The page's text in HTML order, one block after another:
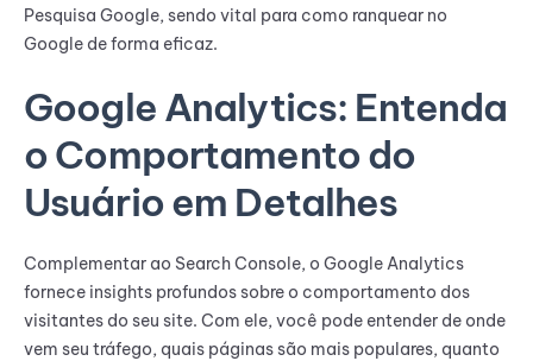
Pesquisa Google, sendo vital para como ranquear no
Google de forma eficaz.
Google Analytics: Entenda
o Comportamento do
Usuário em Detalhes
Complementar ao Search Console, o Google Analytics
fornece insights profundos sobre o comportamento dos
visitantes do seu site. Com ele, você pode entender de onde
vem seu tráfego, quais páginas são mais populares, quanto